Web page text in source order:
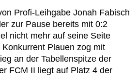
Profi-Leihgabe Jonah Fabisch
zur Pause bereits mit 0:2
nicht mehr auf seine Seite
Plauen zog mit
an der Tabellenspitze der
FCM II liegt auf Platz 4 der